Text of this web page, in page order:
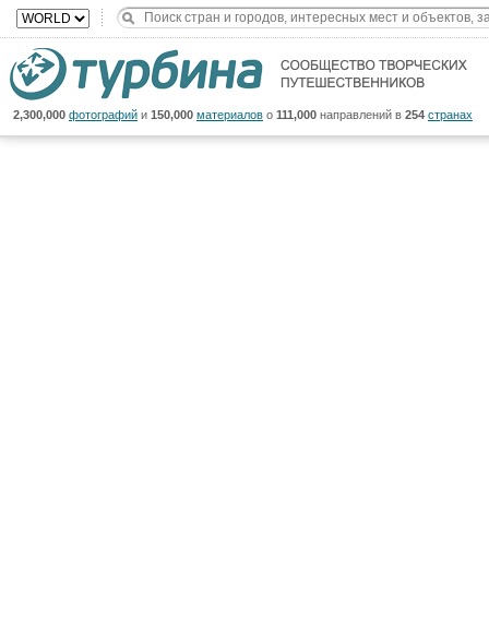
2,300,000 фотографий и 150,000 материалов о 111,000 направлений в 254 странах